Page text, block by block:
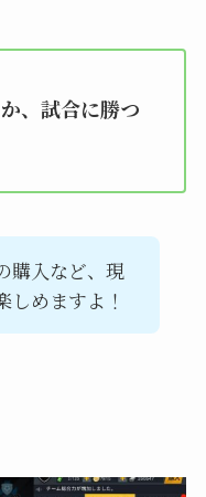
、試合に勝つ
購入など、現
しめますよ！